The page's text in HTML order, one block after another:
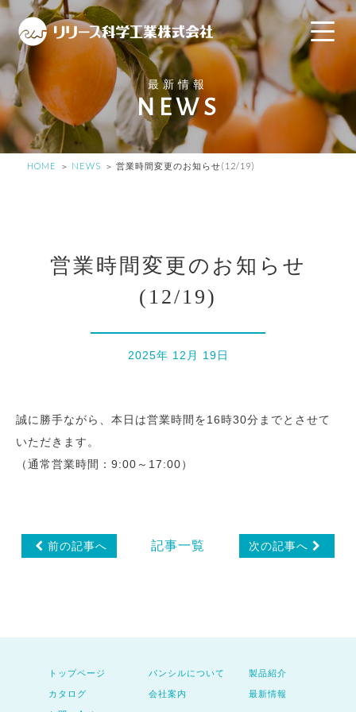
最新情報
NEWS
HOME NEWS 営業時間変更のお知らせ(12/19)
営業時間変更のお知らせ
(12/19)
2025年 12月 19日
誠に勝手ながら、本日は営業時間を16時30分までとさせて
いただきます。
（通常営業時間：9:00～17:00）
前の記事へ 記事一覧 次の記事へ
トップページ パンシルについて 製品紹介
カタログ 会社案内 最新情報